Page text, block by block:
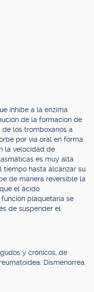
inhibe a la enzima
de la formación de
los tromboxanos a
por vía oral en forma
la velocidad de
es muy alta
tiempo hasta alcanzar su
de manera reversible la
el ácido
plaquetaria se
de suspender el
y crónicos, de
Dismenorrea.